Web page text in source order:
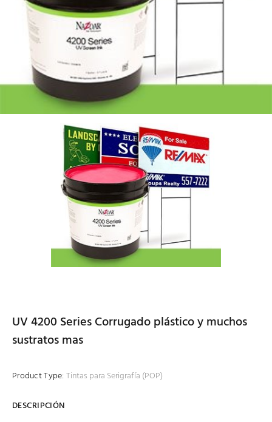
UV 4200 Series Corrugado plástico y muchos
sustratos mas
Product Type: Tintas para Serigrafía (POP)
DESCRIPCIÓN